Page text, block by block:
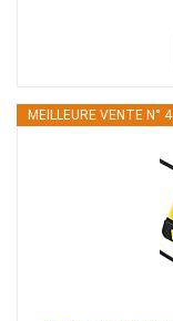
MEILLEURE VENTE N° 4